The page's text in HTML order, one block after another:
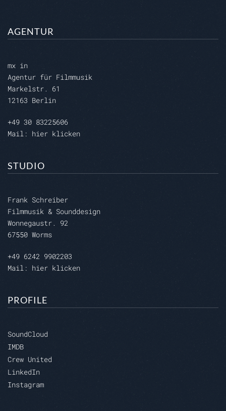
AGENTUR
mx in
Agentur für Filmmusik
Markelstr. 61
12163 Berlin
+49 30 83225606
Mail: hier klicken
STUDIO
Frank Schreiber
Filmmusik & Sounddesign
Wonnegaustr. 92
67550 Worms
+49 6242 9902203
Mail: hier klicken
PROFILE
SoundCloud
IMDB
Crew United
LinkedIn
Instagram